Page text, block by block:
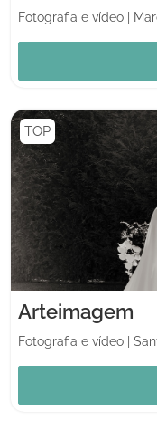
Fotografia e vídeo
TOP
Arteimagem
Fotografia e vídeo